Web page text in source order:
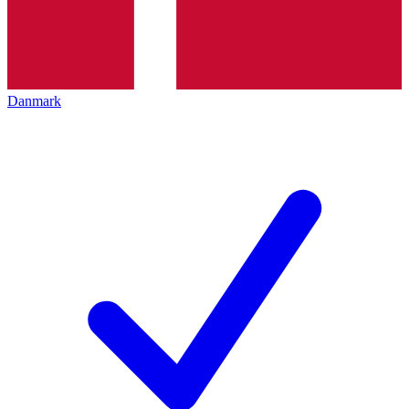
Danmark